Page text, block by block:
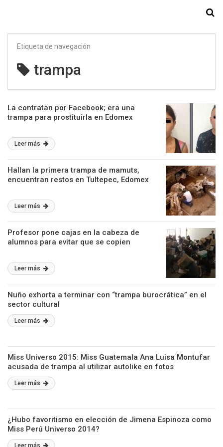
Etiqueta de navegación
trampa
La contratan por Facebook; era una
trampa para prostituirla en Edomex
Leer más
Hallan la primera trampa de mamuts,
encuentran restos en Tultepec, Edomex
Leer más
Profesor pone cajas en la cabeza de
alumnos para evitar que se copien
Leer más
Nuño exhorta a terminar con “trampa burocrática” en el
sector cultural
Leer más
Miss Universo 2015: Miss Guatemala Ana Luisa Montufar
acusada de trampa al utilizar autolike en fotos
Leer más
¿Hubo favoritismo en elección de Jimena Espinoza como
Miss Perú Universo 2014?
Leer más